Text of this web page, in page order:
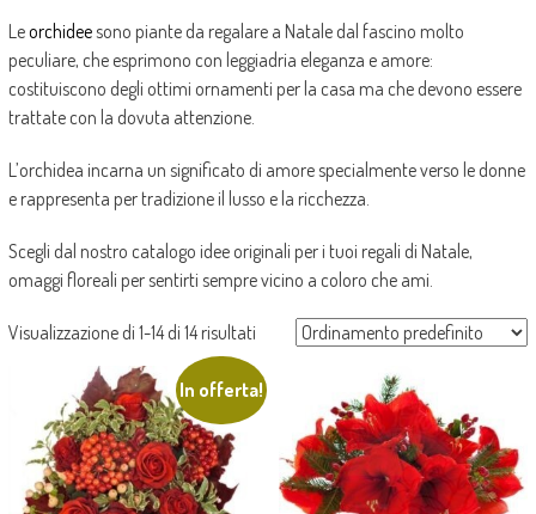
Leorchideesono piante da regalare a Natale dal fascino molto
peculiare, che esprimono con leggiadria eleganza e amore:
costituiscono degli ottimi ornamenti per la casa ma che devono essere
trattate con la dovuta attenzione.
L’orchidea incarna un significato di amore specialmente verso le donne
e rappresenta per tradizione il lusso e la ricchezza.
Scegli dal nostro catalogo idee originali per i tuoi regali di Natale,
omaggi floreali per sentirti sempre vicino a coloro che ami.
Visualizzazione di 1-14 di 14 risultati
In offerta!